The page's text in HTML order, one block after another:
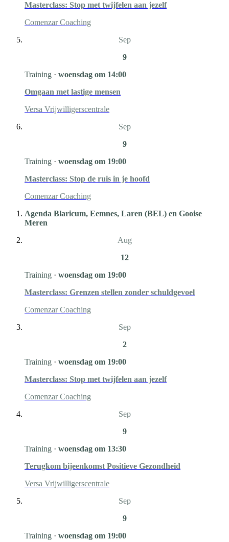
Masterclass: Stop met twijfelen aan jezelf
Comenzar Coaching
Sep
9
Training · woensdag om 14:00
Omgaan met lastige mensen
Versa Vrijwilligerscentrale
Sep
9
Training · woensdag om 19:00
Masterclass: Stop de ruis in je hoofd
Comenzar Coaching
Agenda Blaricum, Eemnes, Laren (BEL) en Gooise
Meren
Aug
12
Training · woensdag om 19:00
Masterclass: Grenzen stellen zonder schuldgevoel
Comenzar Coaching
Sep
2
Training · woensdag om 19:00
Masterclass: Stop met twijfelen aan jezelf
Comenzar Coaching
Sep
9
Training · woensdag om 13:30
Terugkom bijeenkomst Positieve Gezondheid
Versa Vrijwilligerscentrale
Sep
9
Training · woensdag om 19:00